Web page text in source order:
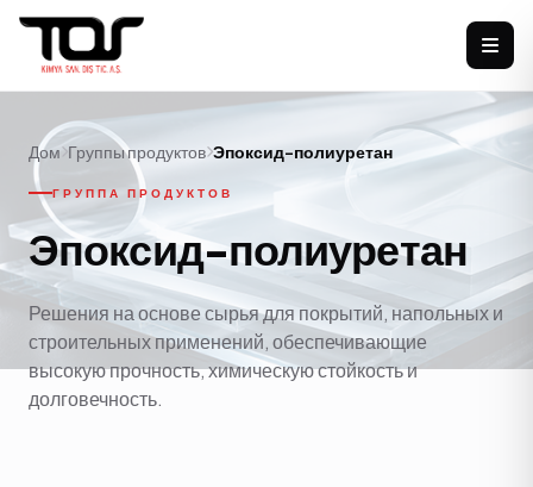
Дом Группы продуктов Эпоксид-полиуретан
ГРУППА ПРОДУКТОВ
Эпоксид-полиуретан
Решения на основе сырья для покрытий, напольных и
строительных применений, обеспечивающие
высокую прочность, химическую стойкость и
долговечность.